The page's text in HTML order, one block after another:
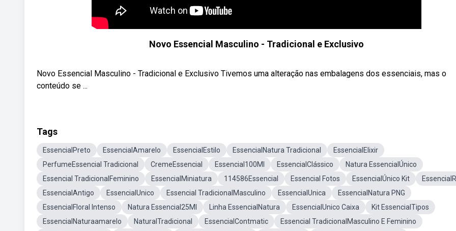
Novo Essencial Masculino - Tradicional e Exclusivo
Novo Essencial Masculino - Tradicional e Exclusivo Tivemos uma alteração nas embalagens dos essenciais, mas o
conteúdo se ...
Tags
EssencialPreto EssencialAmarelo EssencialEstilo EssencialNatura Tradicional
EssencialElixir
PerfumeEssencial Tradicional
CremeEssencial Essencial100Ml EssencialClássico
Natura EssencialÚnico
Essencial TradicionalFeminino
EssencialMiniatura 114586Essencial Essencial Fotos EssencialÚnico Kit
EssencialAntigo
EssencialUnico Essencial TradicionalMasculino EssencialUnica
EssencialNatura PNG
EssencialFloral Intenso
Natura Essencial25Ml Linha EssencialNatura EssencialUnico Caixa
Kit EssencialTipos
EssencialNaturaamarelo
NaturalTradicional EssencialContmatic
Essencial TradicionalMasculino E Feminino